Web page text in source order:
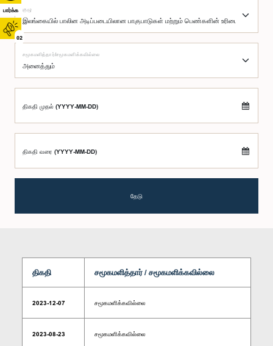
பார்க்க
02
குழு
சமூகமளித்தார்/சமூகமளிக்கவில்லை
திகதி முதல் (YYYY-MM-DD)
திகதி வரை (YYYY-MM-DD)
தேடு
திகதி சமூகமளித்தார் / சமூகமளிக்கவில்லை
2023-12-07 சமூகமளிக்கவில்லை
2023-08-23 சமூகமளிக்கவில்லை